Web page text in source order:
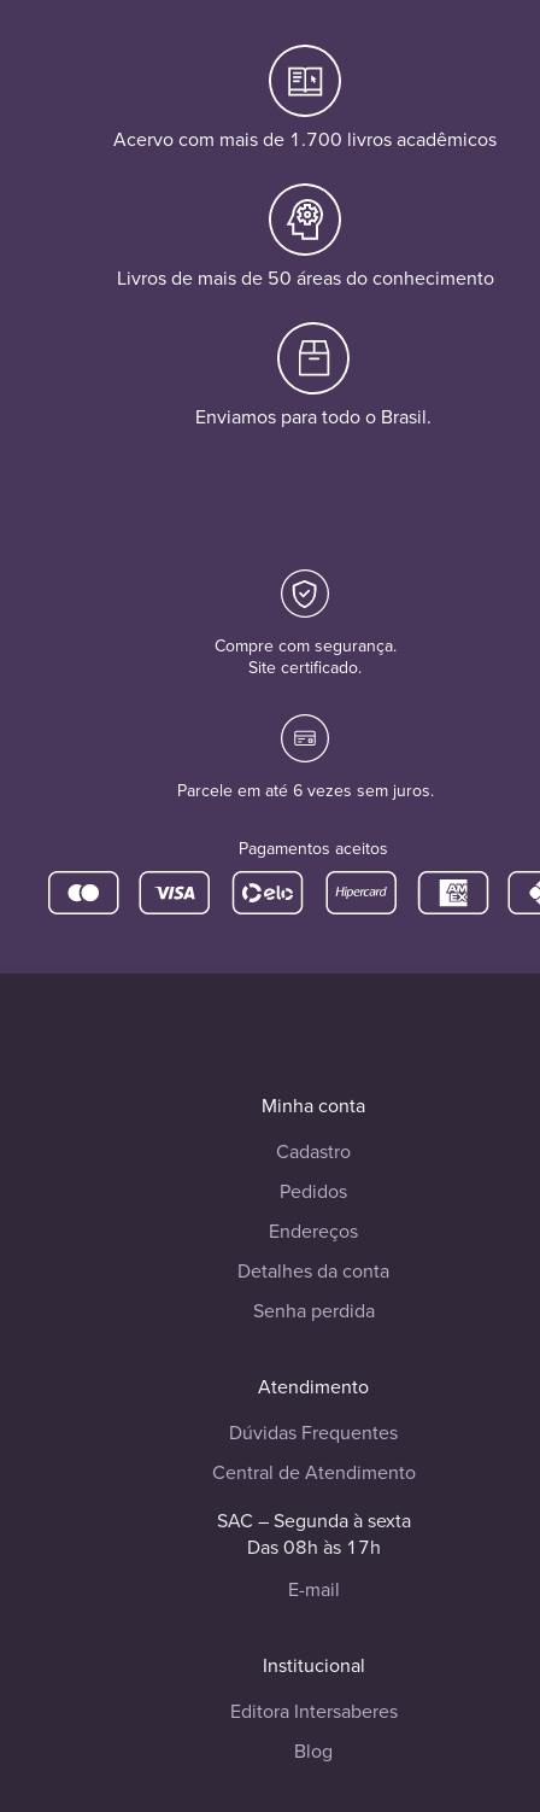
Acervo com mais de 1.700 livros acadêmicos
Livros de mais de 50 áreas do conhecimento
Enviamos para todo o Brasil.
Compre com segurança.
Site certificado.
Parcele em até 6 vezes sem juros.
Pagamentos aceitos
Minha conta
Cadastro
Pedidos
Endereços
Detalhes da conta
Senha perdida
Atendimento
Dúvidas Frequentes
Central de Atendimento
SAC – Segunda à sexta
Das 08h às 17h
E-mail
Institucional
Editora Intersaberes
Blog